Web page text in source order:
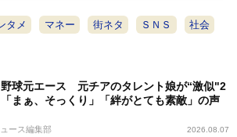
タメ マネー 街ネタ ＳＮＳ 社会
球元エース 元チアのタレント娘が“激似"2
まぁ、そっくり」「絆がとても素敵」の声
ース編集部 2026.08.07